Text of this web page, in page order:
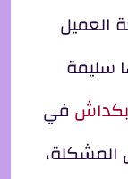
العميل
سليمة
في
المشكلة،